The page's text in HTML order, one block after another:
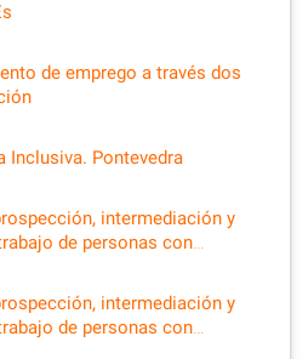
de emprego a través dos
Inclusiva. Pontevedra
intermediación y
de personas con…
intermediación y
de personas con…